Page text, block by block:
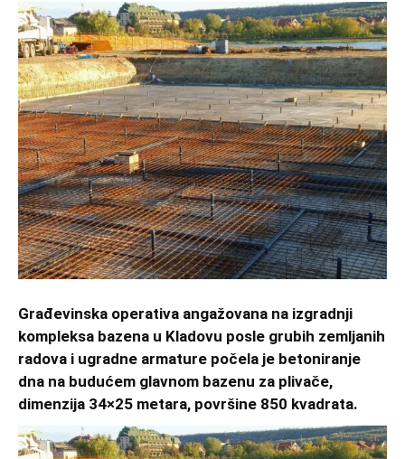
Građevinska operativa angažovana na izgradnji
kompleksa bazena u Kladovu posle grubih zemljanih
radova i ugradne armature počela je betoniranje
dna na budućem glavnom bazenu za plivače,
dimenzija 34×25 metara, površine 850 kvadrata.